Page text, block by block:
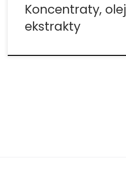
Koncentraty,
ekstrakty